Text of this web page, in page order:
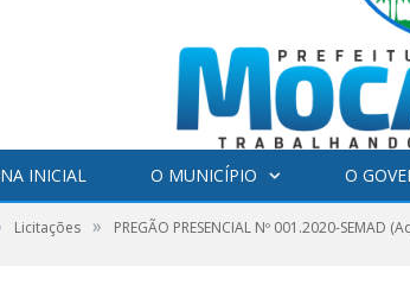
INICIAL O MUNICÍPIO O
Licitações » PREGÃO PRESENCIAL Nº 001.2020-